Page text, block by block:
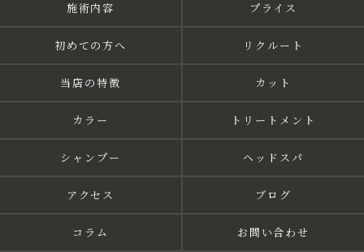
施術内容 プライス
初めての方へ リクルート
当店の特徴 カット
カラー トリートメント
シャンプー ヘッドスパ
アクセス ブログ
コラム お問い合わせ